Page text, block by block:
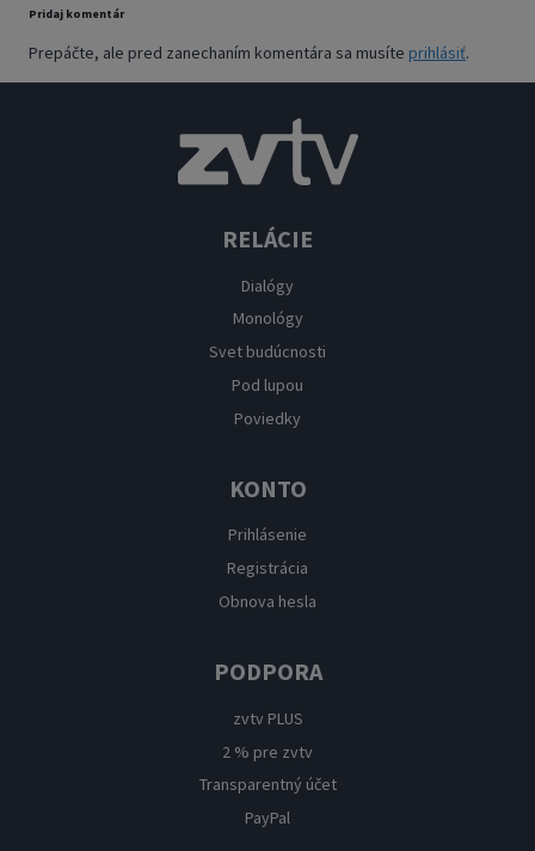
Pridaj komentár
Prepáčte, ale pred zanechaním komentára sa musíte prihlásiť.
RELÁCIE
Dialógy
Monológy
Svet budúcnosti
Pod lupou
Poviedky
KONTO
Prihlásenie
Registrácia
Obnova hesla
PODPORA
zvtv PLUS
2 % pre zvtv
Transparentný účet
PayPal